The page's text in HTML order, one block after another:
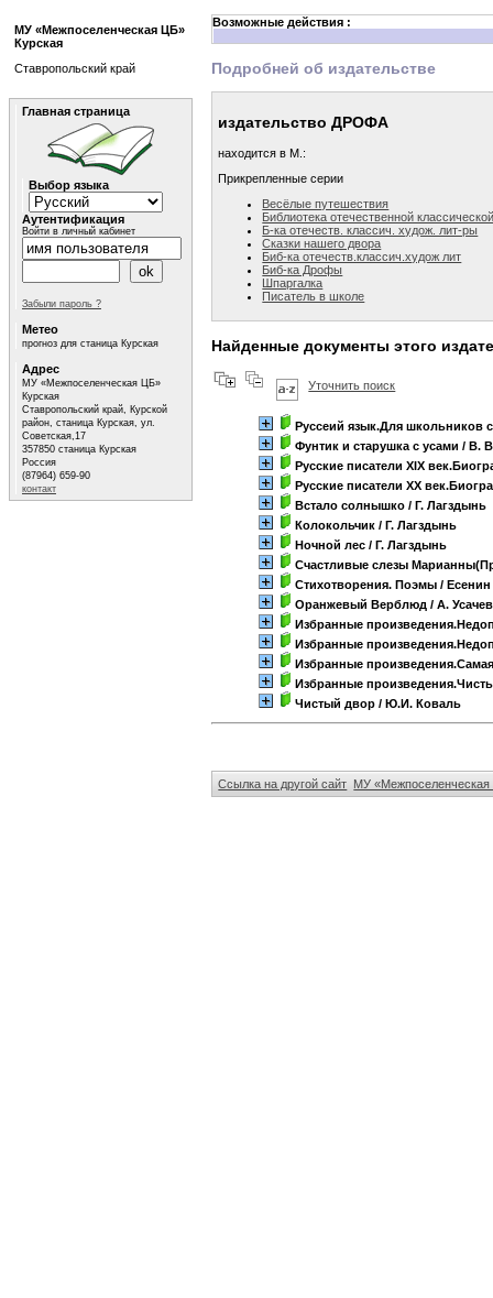
Возможные действия :
Подробней об издательстве
издательство ДРОФА
находится в М.:
Прикрепленные серии
Весёлые путешествия
Библиотека отечественной
Б-ка отечеств. классич. худож. лит-ры
Сказки нашего двора
Биб-ка отечеств.классич.худож лит
Биб-ка Дрофы
Шпаргалка
Писатель в школе
Найденные документы этого
Уточнить поиск
Руссеий язык.Для школьников
Фунтик и старушка с усами / В.
Русские писатели ХIХ
Русские писатели XX
Встало солнышко / Г. Лагздынь
Колокольчик / Г. Лагздынь
Ночной лес / Г. Лагздынь
Счастливые слезы
Стихотворения. Поэмы /
Оранжевый Верблюд / А. Усачев
Избранные
Избранные
Избранные
Избранные
Чистый двор / Ю.И. Коваль
Ссылка на другой сайт МУ «Межпоселенческая
МУ «Межпоселенческая ЦБ»
Курская
Ставропольский край
Главная страница
Выбор языка
Аутентификация
Войти в личный кабинет
Забыли пароль ?
Метео
прогноз для станица Курская
Адрес
МУ «Межпоселенческая ЦБ»
Курская
Ставропольский край, Курской
район, станица Курская, ул.
Советская,17
357850 станица Курская
Россия
(87964) 659-90
контакт